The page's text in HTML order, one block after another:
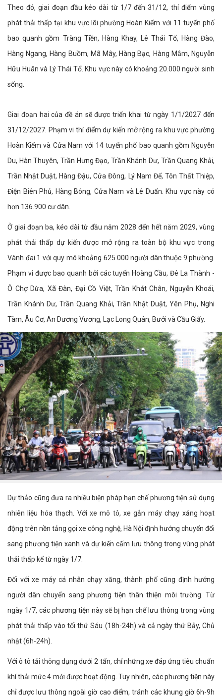
Theo đó, giai đoạn đầu kéo dài từ 1/7 đến 31/12, thí điểm vùng
phát thải thấp tại khu vực lõi phường Hoàn Kiếm với 11 tuyến phố
bao quanh gồm Tràng Tiền, Hàng Khay, Lê Thái Tổ, Hàng Đào,
Hàng Ngang, Hàng Buồm, Mã Mây, Hàng Bạc, Hàng Mắm, Nguyễn
Hữu Huân và Lý Thái Tổ. Khu vực này có khoảng 20.000 người sinh
sống.
Giai đoạn hai của đề án sẽ được triển khai từ ngày 1/1/2027 đến
31/12/2027. Phạm vi thí điểm dự kiến mở rộng ra khu vực phường
Hoàn Kiếm và Cửa Nam với 14 tuyến phố bao quanh gồm Nguyễn
Du, Hàn Thuyên, Trần Hưng Đạo, Trần Khánh Dư, Trần Quang Khải,
Trần Nhật Duật, Hàng Đậu, Cửa Đông, Lý Nam Đế, Tôn Thất Thiệp,
Điện Biên Phủ, Hàng Bông, Cửa Nam và Lê Duẩn. Khu vực này có
hơn 136.900 cư dân.
Ở giai đoạn ba, kéo dài từ đầu năm 2028 đến hết năm 2029, vùng
phát thải thấp dự kiến được mở rộng ra toàn bộ khu vực trong
Vành đai 1 với quy mô khoảng 625.000 người dân thuộc 9 phường.
Phạm vi được bao quanh bởi các tuyến Hoàng Cầu, Đê La Thành -
Ô Chợ Dừa, Xã Đàn, Đại Cồ Việt, Trần Khát Chân, Nguyễn Khoái,
Trần Khánh Dư, Trần Quang Khải, Trần Nhật Duật, Yên Phụ, Nghi
Tàm, Âu Cơ, An Dương Vương, Lạc Long Quân, Bưởi và Cầu Giấy.
Dự thảo cũng đưa ra nhiều biện pháp hạn chế phương tiện sử dụng
nhiên liệu hóa thạch. Với xe mô tô, xe gắn máy chạy xăng hoạt
động trên nền tảng gọi xe công nghệ, Hà Nội định hướng chuyển đổi
sang phương tiện xanh và dự kiến cấm lưu thông trong vùng phát
thải thấp kể từ ngày 1/7.
Đối với xe máy cá nhân chạy xăng, thành phố cũng định hướng
người dân chuyển sang phương tiện thân thiện môi trường. Từ
ngày 1/7, các phương tiện này sẽ bị hạn chế lưu thông trong vùng
phát thải thấp vào tối thứ Sáu (18h-24h) và cả ngày thứ Bảy, Chủ
nhật (6h-24h).
Với ô tô tải thông dụng dưới 2 tấn, chỉ những xe đáp ứng tiêu chuẩn
khí thải mức 4 mới được hoạt động. Tuy nhiên, các phương tiện này
chỉ được lưu thông ngoài giờ cao điểm, tránh các khung giờ 6h-9h